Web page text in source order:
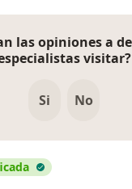
las opiniones a
visitar?
Si No